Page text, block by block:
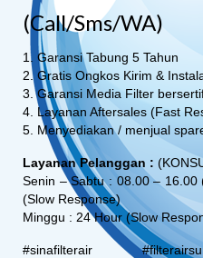
(Call/Sms/WA)
1. Garansi Tabung 5 Tahun
2. Gratis Ongkos Kirim &
3. Garansi Media Filter
4. Layanan Aftersales (Fast
5. Menyediakan / menjual
Layanan Pelanggan :
Senin – Sabtu : 08.00 –
(Slow Response)
Minggu : 24 Hour (Slow
#sinafilterair